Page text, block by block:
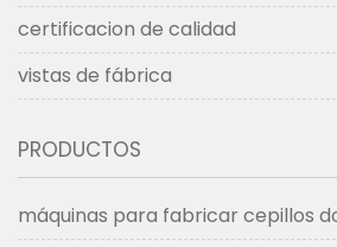
certificacion de calidad
vistas de fábrica
PRODUCTOS
máquinas para fabricar cepillos